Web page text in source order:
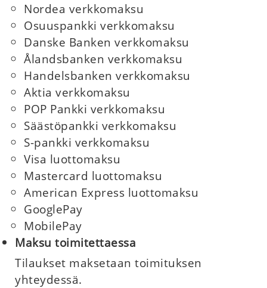
Nordea verkkomaksu
Osuuspankki verkkomaksu
Danske Banken verkkomaksu
Ålandsbanken verkkomaksu
Handelsbanken verkkomaksu
Aktia verkkomaksu
POP Pankki verkkomaksu
Säästöpankki verkkomaksu
S-pankki verkkomaksu
Visa luottomaksu
Mastercard luottomaksu
American Express luottomaksu
GooglePay
MobilePay
Maksu toimitettaessa
Tilaukset maksetaan toimituksen
yhteydessä.